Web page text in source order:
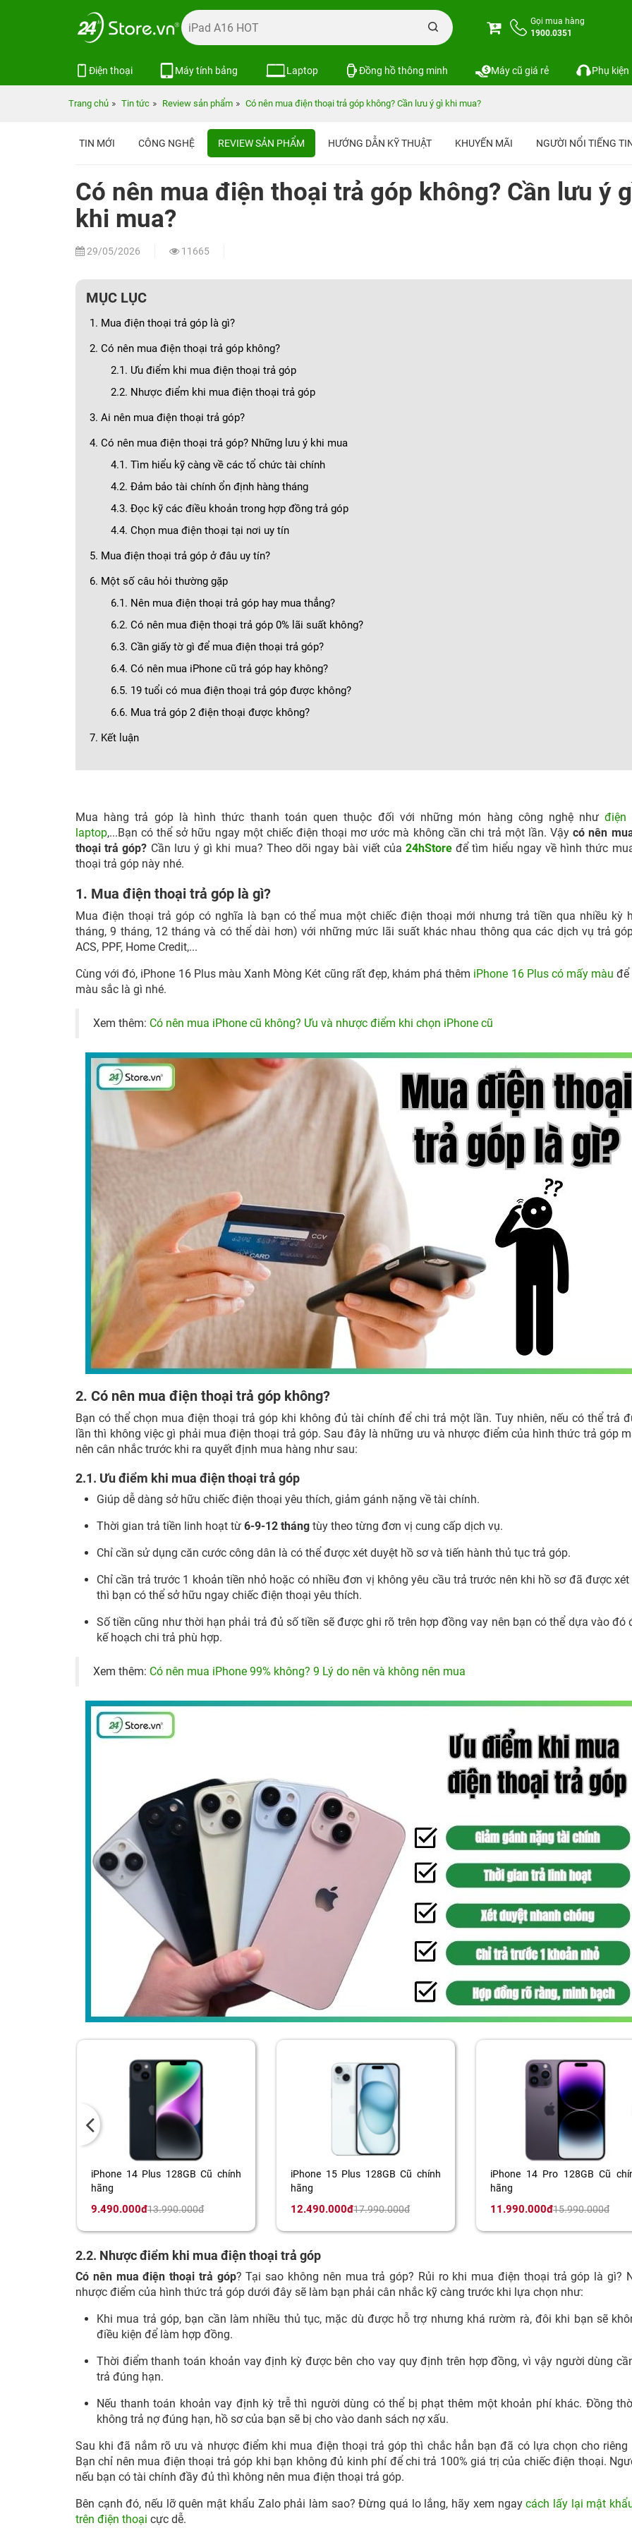
Gọi mua hàng
1900.0351
Điện thoại Máy tính bảng Laptop Đồng hồ thông minh Máy cũ giá rẻ Phụ kiện
Trang chủ Tin tức Review sản phẩm Có nên mua điện thoại trả góp không? Cần lưu ý gì khi mua?
TIN MỚI CÔNG NGHỆ REVIEW SẢN PHẨM HƯỚNG DẪN KỸ THUẬT KHUYẾN MÃI NGƯỜI NỔI TIẾNG
Có nên mua điện thoại trả góp không? Cần lưu ý
khi mua?
29/05/2026 11665
MỤC LỤC
1. Mua điện thoại trả góp là gì?
2. Có nên mua điện thoại trả góp không?
2.1. Ưu điểm khi mua điện thoại trả góp
2.2. Nhược điểm khi mua điện thoại trả góp
3. Ai nên mua điện thoại trả góp?
4. Có nên mua điện thoại trả góp? Những lưu ý khi mua
4.1. Tìm hiểu kỹ càng về các tổ chức tài chính
4.2. Đảm bảo tài chính ổn định hàng tháng
4.3. Đọc kỹ các điều khoản trong hợp đồng trả góp
4.4. Chọn mua điện thoại tại nơi uy tín
5. Mua điện thoại trả góp ở đâu uy tín?
6. Một số câu hỏi thường gặp
6.1. Nên mua điện thoại trả góp hay mua thẳng?
6.2. Có nên mua điện thoại trả góp 0% lãi suất không?
6.3. Cần giấy tờ gì để mua điện thoại trả góp?
6.4. Có nên mua iPhone cũ trả góp hay không?
6.5. 19 tuổi có mua điện thoại trả góp được không?
6.6. Mua trả góp 2 điện thoại được không?
7. Kết luận
Mua hàng trả góp là hình thức thanh toán quen thuộc đối với những món hàng công nghệ nhưđiện
laptop,...Bạn có thể sở hữu ngay một chiếc điện thoại mơ ước mà không cần chi trả một lần. Vậycó nên
thoại trả góp? Cần lưu ý gì khi mua? Theo dõi ngay bài viết của 24hStoređể tìm hiểu ngay về hình thức
thoại trả góp này nhé.
1. Mua điện thoại trả góp là gì?
Mua điện thoại trả góp có nghĩa là bạn có thể mua một chiếc điện thoại mới nhưng trả tiền qua nhiều kỳ
tháng, 9 tháng, 12 tháng và có thể dài hơn) với những mức lãi suất khác nhau thông qua các dịch vụ trả
ACS, PPF, Home Credit,...
Cùng với đó, iPhone 16 Plus màu Xanh Mòng Két cũng rất đẹp, khám phá thêm iPhone 16 Plus có mấy màu để
màu sắc là gì nhé.
Xem thêm: Có nên mua iPhone cũ không? Ưu và nhược điểm khi chọn iPhone cũ
2. Có nên mua điện thoại trả góp không?
Bạn có thể chọn mua điện thoại trả góp khi không đủ tài chính để chi trả một lần. Tuy nhiên, nếu có thể trả
lần thì không việc gì phải mua điện thoại trả góp. Sau đây là những ưu và nhược điểm của hình thức trả góp
nên cân nhắc trước khi ra quyết định mua hàng như sau:
2.1. Ưu điểm khi mua điện thoại trả góp
Giúp dễ dàng sở hữu chiếc điện thoại yêu thích, giảm gánh nặng về tài chính.
Thời gian trả tiền linh hoạt từ 6-9-12 tháng tùy theo từng đơn vị cung cấp dịch vụ.
Chỉ cần sử dụng căn cước công dân là có thể được xét duyệt hồ sơ và tiến hành thủ tục trả góp.
Chỉ cần trả trước 1 khoản tiền nhỏ hoặc có nhiều đơn vị không yêu cầu trả trước nên khi hồ sơ đã được xét
thì bạn có thể sở hữu ngay chiếc điện thoại yêu thích.
Số tiền cũng như thời hạn phải trả đủ số tiền sẽ được ghi rõ trên hợp đồng vay nên bạn có thể dựa vào đó
kế hoạch chi trả phù hợp.
Xem thêm: Có nên mua iPhone 99% không? 9 Lý do nên và không nên mua
iPhone 15 Plus 128GB Cũ chính
hãng
12.490.000đ17.990.000đ
iPhone 14 Pro 128GB Cũ chính
hãng
11.990.000đ15.990.000đ
iPhone 14 Pro 256GB Cũ
hãng
12.990.000đ16.990.000đ
2.2. Nhược điểm khi mua điện thoại trả góp
Có nên mua điện thoại trả góp? Tại sao không nên mua trả góp? Rủi ro khi mua điện thoại trả góp là gì?
nhược điểm của hình thức trả góp dưới đây sẽ làm bạn phải cân nhắc kỹ càng trước khi lựa chọn như:
Khi mua trả góp, bạn cần làm nhiều thủ tục, mặc dù được hỗ trợ nhưng khá rườm rà, đôi khi bạn sẽ
điều kiện để làm hợp đồng.
Thời điểm thanh toán khoản vay định kỳ được bên cho vay quy định trên hợp đồng, vì vậy người dùng
trả đúng hạn.
Nếu thanh toán khoản vay định kỳ trễ thì người dùng có thể bị phạt thêm một khoản phí khác. Đồng
không trả nợ đúng hạn, hồ sơ của bạn sẽ bị cho vào danh sách nợ xấu.
Sau khi đã nắm rõ ưu và nhược điểm khi mua điện thoại trả góp thì chắc hẳn bạn đã có lựa chọn cho riêng
Bạn chỉ nên mua điện thoại trả góp khi bạn không đủ kinh phí để chi trả 100% giá trị của chiếc điện thoại.
nếu bạn có tài chính đầy đủ thì không nên mua điện thoại trả góp.
Bên cạnh đó, nếu lỡ quên mật khẩu Zalo phải làm sao? Đừng quá lo lắng, hãy xem ngaycách lấy lại mật
trên điện thoại cực dễ.